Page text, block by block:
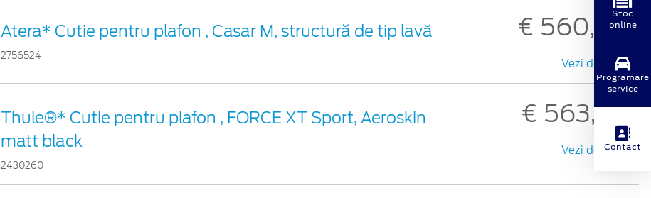
Atera* Cutie pentru plafon , Casar M, structură de tip lavă
2756524
€ 560,86
Vezi detalii
Thule®* Cutie pentru plafon , FORCE XT Sport, Aeroskin
matt black
2430260
€ 563,69
Vezi detalii
Stoc
online
Programare
service
Contact